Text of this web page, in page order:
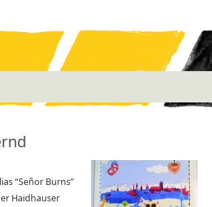
“Señor Burns”
Haidhauser